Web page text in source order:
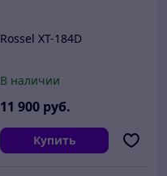
Rossel XT-184D
В наличии
11 900 руб.
Купить